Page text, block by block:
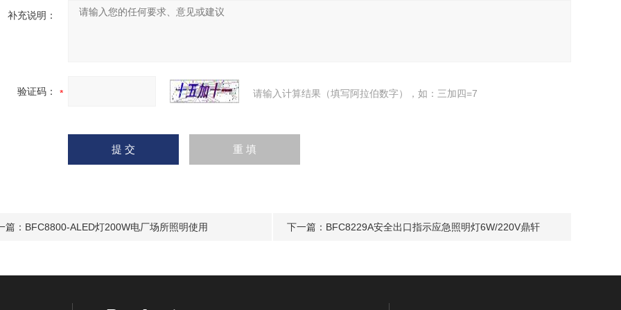
补充说明：
验证码： 请输入计算结果（填写阿拉伯数字），如：三加四=7
篇： BFC8800-ALED灯200W电厂场所照明使用 下一篇： BFC8229A安全出口指示应急照明灯6W/220V鼎轩